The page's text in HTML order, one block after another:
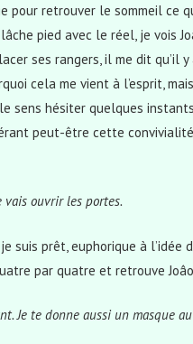
pour retrouver le sommeil ce
pied avec le réel, je vois
ses rangers, il me dit qu’il
cela me vient à l’esprit,
le sens hésiter quelques
peut-être cette
vais ouvrir les portes.
suis prêt, euphorique à
par quatre et retrouve
Je te donne aussi un masque